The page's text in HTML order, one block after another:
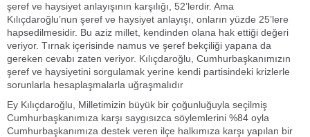
şeref ve haysiyet anlayışının karşılığı, 52’lerdir. Ama
Kılıçdaroğlu’nun şeref ve haysiyet anlayışı, onların yüzde 25’lere
hapsedilmesidir. Bu aziz millet, kendinden olana hak ettiği değeri
veriyor. Tırnak içerisinde namus ve şeref bekçiliği yapana da
gereken cevabı zaten veriyor. Kılıçdaroğlu, Cumhurbaşkanımızın
şeref ve haysiyetini sorgulamak yerine kendi partisindeki krizlerle
sorunlarla hesaplaşmalarla uğraşmalıdır
Ey Kılıçdaroğlu, Milletimizin büyük bir çoğunluğuyla seçilmiş
Cumhurbaşkanımıza karşı saygısızca söylemlerini %84 oyla
Cumhurbaşkanımıza destek veren ilçe halkımıza karşı yapılan bir